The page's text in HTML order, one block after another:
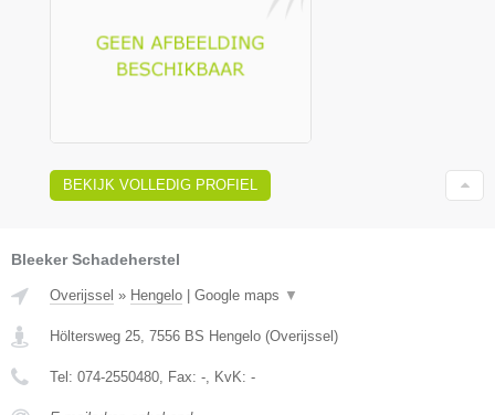
BEKIJK VOLLEDIG PROFIEL
Bleeker Schadeherstel
Overijssel » Hengelo | Google maps ▼
Höltersweg 25 7556 BS Hengelo (Overijssel)
Tel: 074-2550480 , Fax: - , KvK: -